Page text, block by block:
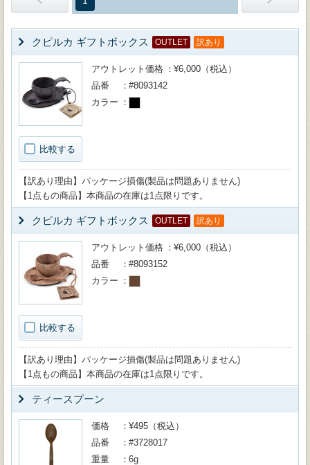
クピルカ ギフトボックス OUTLET 訳あり
比較する
アウトレット価格
¥6,000（税込）
品番
#8093142
カラー
【訳あり理由】パッケージ損傷(製品は問題ありません)
【1点もの商品】本商品の在庫は1点限りです。
クピルカ ギフトボックス OUTLET 訳あり
比較する
アウトレット価格
¥6,000（税込）
品番
#8093152
カラー
【訳あり理由】パッケージ損傷(製品は問題ありません)
【1点もの商品】本商品の在庫は1点限りです。
ティースプーン
価格
¥495（税込）
品番
#3728017
重量
6g